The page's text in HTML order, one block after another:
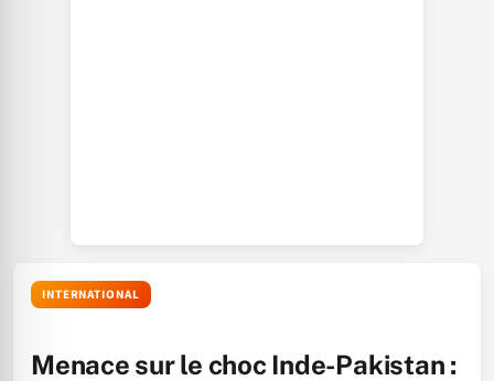
INTERNATIONAL
Menace sur le choc Inde-Pakistan :